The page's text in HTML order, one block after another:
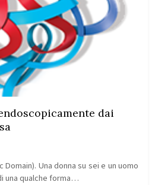
dai
Domain). Una donna su sei e un uomo
una qualche forma…